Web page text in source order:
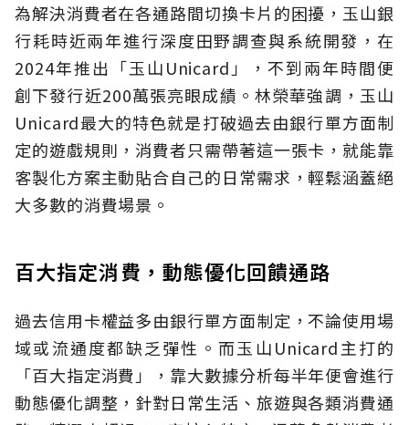
為解決消費者在各通路間切換卡片的困擾，玉山銀
行耗時近兩年進行深度田野調查與系統開發，在
2024年推出「玉山Unicard」，不到兩年時間便
創下發行近200萬張亮眼成績。林榮華強調，玉山
Unicard最大的特色就是打破過去由銀行單方面制
定的遊戲規則，消費者只需帶著這一張卡，就能靠
客製化方案主動貼合自己的日常需求，輕鬆涵蓋絕
大多數的消費場景。
百大指定消費，動態優化回饋通路
過去信用卡權益多由銀行單方面制定，不論使用場
域或流通度都缺乏彈性。而玉山Unicard主打的
「百大指定消費」，靠大數據分析每半年便會進行
動態優化調整，針對日常生活、旅遊與各類消費通